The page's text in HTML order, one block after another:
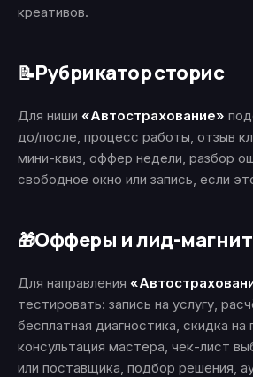
креативов.
📝Рубрикатор сторис
Для ниши «Автострахование»
до/после, процесс работы, отзыв
мини-квиз, оффер недели, разбор
свободное окно или запись, если
🎁Офферы и лид-
Для направления
тестировать: запись на услугу,
бесплатная диагностика, скидка
консультация мастера, чек-лист
или поставщика, подбор решения,